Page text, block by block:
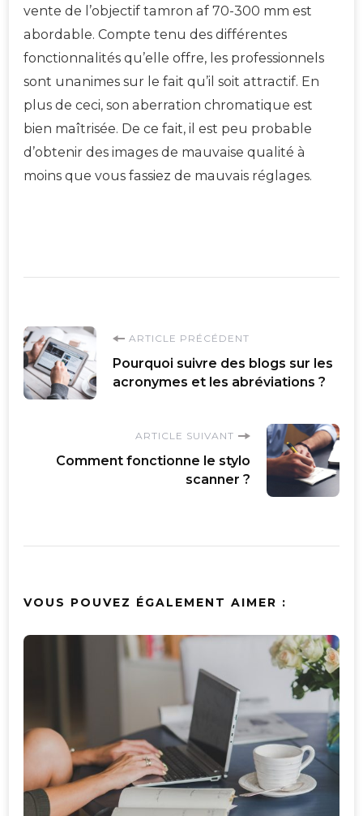
vente de l’objectif tamron af 70-300 mm est
abordable. Compte tenu des différentes
fonctionnalités qu’elle offre, les professionnels
sont unanimes sur le fait qu’il soit attractif. En
plus de ceci, son aberration chromatique est
bien maîtrisée. De ce fait, il est peu probable
d’obtenir des images de mauvaise qualité à
moins que vous fassiez de mauvais réglages.
Navigation
d'article
ARTICLE PRÉCÉDENT
Pourquoi suivre des blogs sur les
acronymes et les abréviations ?
ARTICLE SUIVANT
Comment fonctionne le stylo
scanner ?
VOUS POUVEZ ÉGALEMENT AIMER :